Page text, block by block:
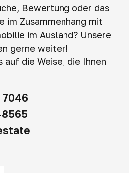
Bewertung oder das
im Zusammenhang mit
im Ausland? Unsere
gerne weiter!
auf die Weise, die Ihnen